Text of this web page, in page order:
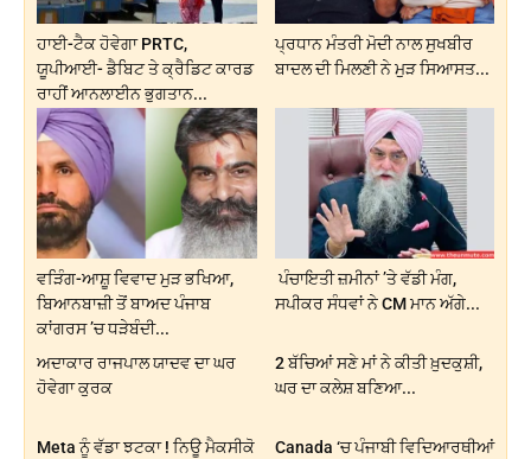
ਹਾਈ-ਟੈਕ ਹੋਵੇਗਾ PRTC,
ਯੂਪੀਆਈ- ਡੈਬਿਟ ਤੇ ਕ੍ਰੈਡਿਟ ਕਾਰਡ
ਰਾਹੀਂ ਆਨਲਾਈਨ ਭੁਗਤਾਨ...
ਪ੍ਰਧਾਨ ਮੰਤਰੀ ਮੋਦੀ ਨਾਲ ਸੁਖਬੀਰ
ਬਾਦਲ ਦੀ ਮਿਲਣੀ ਨੇ ਮੁੜ ਸਿਆਸਤ...
ਵੜਿੰਗ-ਆਸ਼ੂ ਵਿਵਾਦ ਮੁੜ ਭਖਿਆ,
ਬਿਆਨਬਾਜ਼ੀ ਤੋਂ ਬਾਅਦ ਪੰਜਾਬ
ਕਾਂਗਰਸ ’ਚ ਧੜੇਬੰਦੀ...
ਪੰਚਾਇਤੀ ਜ਼ਮੀਨਾਂ ’ਤੇ ਵੱਡੀ ਮੰਗ,
ਸਪੀਕਰ ਸੰਧਵਾਂ ਨੇ CM ਮਾਨ ਅੱਗੇ...
ਅਦਾਕਾਰ ਰਾਜਪਾਲ ਯਾਦਵ ਦਾ ਘਰ
ਹੋਵੇਗਾ ਕੁਰਕ
2 ਬੱਚਿਆਂ ਸਣੇ ਮਾਂ ਨੇ ਕੀਤੀ ਖ਼ੁਦਕੁਸ਼ੀ,
ਘਰ ਦਾ ਕਲੇਸ਼ ਬਣਿਆ...
Meta ਨੂੰ ਵੱਡਾ ਝਟਕਾ ! ਨਿਊ ਮੈਕਸੀਕੋ
Canada ‘ਚ ਪੰਜਾਬੀ ਵਿਦਿਆਰਥੀਆਂ